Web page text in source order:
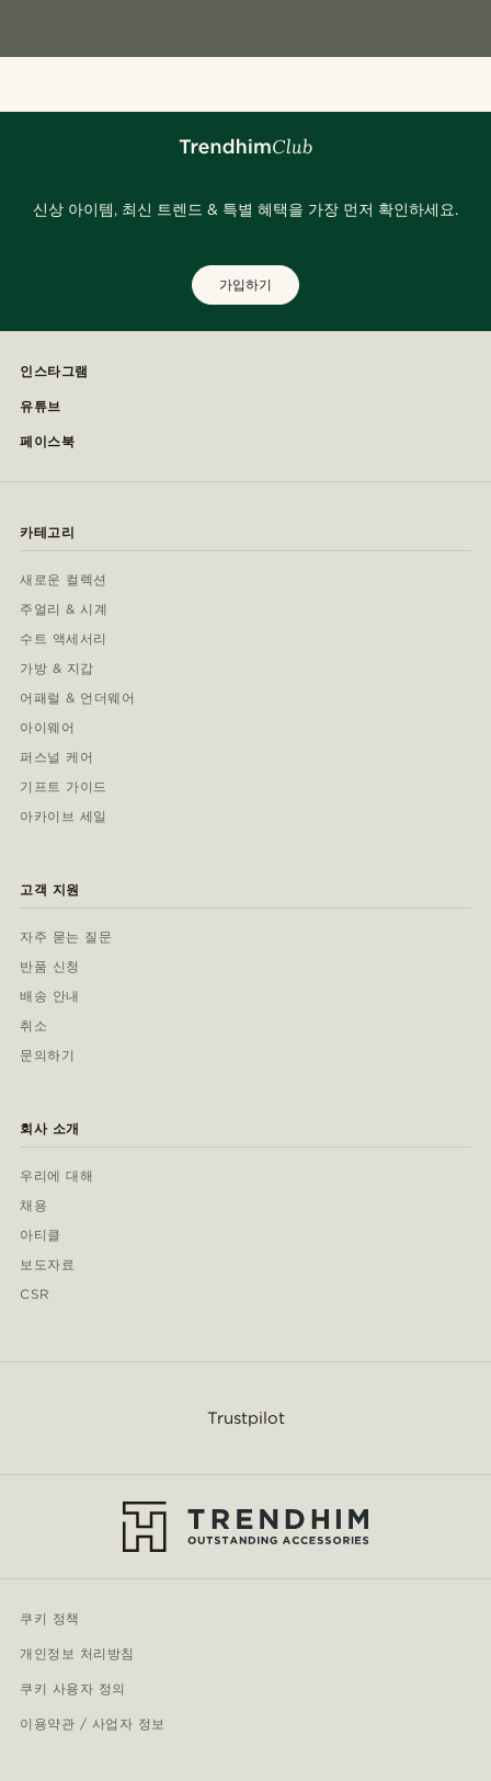
신상 아이템, 최신 트렌드 & 특별 혜택을 가장 먼저 확인하세요.
가입하기
인스타그램
유튜브
페이스북
카테고리
새로운 컬렉션
주얼리 & 시계
수트 액세서리
가방 & 지갑
어패럴 & 언더웨어
아이웨어
퍼스널 케어
기프트 가이드
아카이브 세일
고객 지원
자주 묻는 질문
반품 신청
배송 안내
취소
문의하기
회사 소개
우리에 대해
채용
아티클
보도자료
CSR
Trustpilot
쿠키 정책
개인정보 처리방침
쿠키 사용자 정의
이용약관 / 사업자 정보